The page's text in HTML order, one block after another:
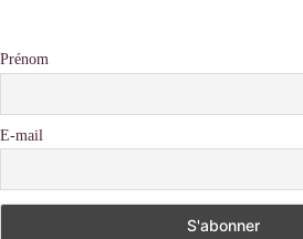
Prénom
E-mail